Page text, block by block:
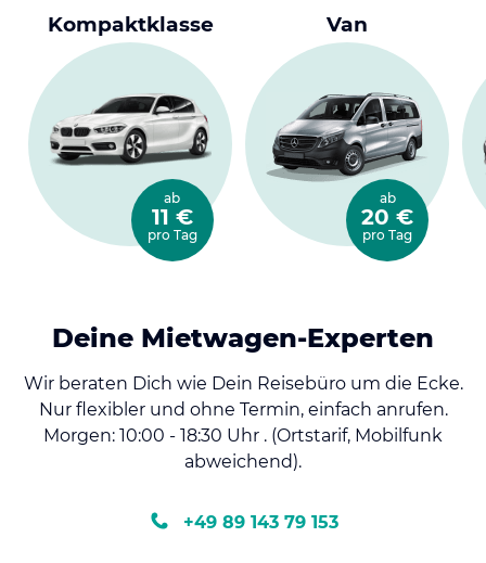
Kompaktklasse
ab
11 €
pro Tag
Van
ab
20 €
pro Tag
Deine Mietwagen-Experten
Wir beraten Dich wie Dein Reisebüro um die Ecke.
Nur flexibler und ohne Termin, einfach anrufen.
Morgen: 10:00 - 18:30 Uhr . (Ortstarif, Mobilfunk
abweichend).
+49 89 143 79 153